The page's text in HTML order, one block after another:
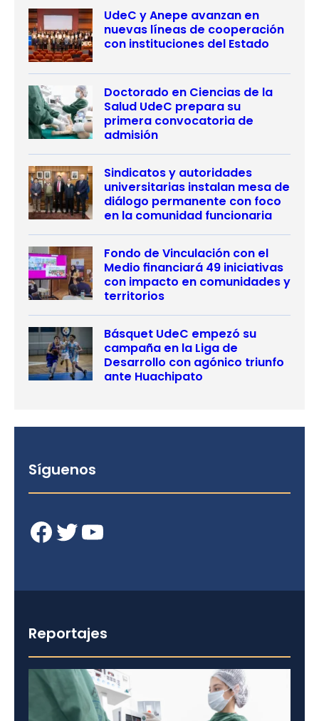
UdeC y Anepe avanzan en
nuevas líneas de cooperación
con instituciones del Estado
Doctorado en Ciencias de la
Salud UdeC prepara su
primera convocatoria de
admisión
Sindicatos y autoridades
universitarias instalan mesa de
diálogo permanente con foco
en la comunidad funcionaria
Fondo de Vinculación con el
Medio financiará 49 iniciativas
con impacto en comunidades y
territorios
Básquet UdeC empezó su
campaña en la Liga de
Desarrollo con agónico triunfo
ante Huachipato
Síguenos
Facebook Twitter YouTube
Reportajes